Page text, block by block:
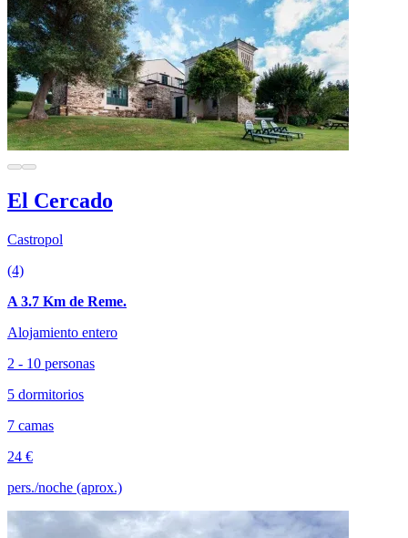
El Cercado
Castropol
(4)
A 3.7 Km de Reme.
Alojamiento entero
2 - 10 personas
5 dormitorios
7 camas
24 €
pers./noche (aprox.)